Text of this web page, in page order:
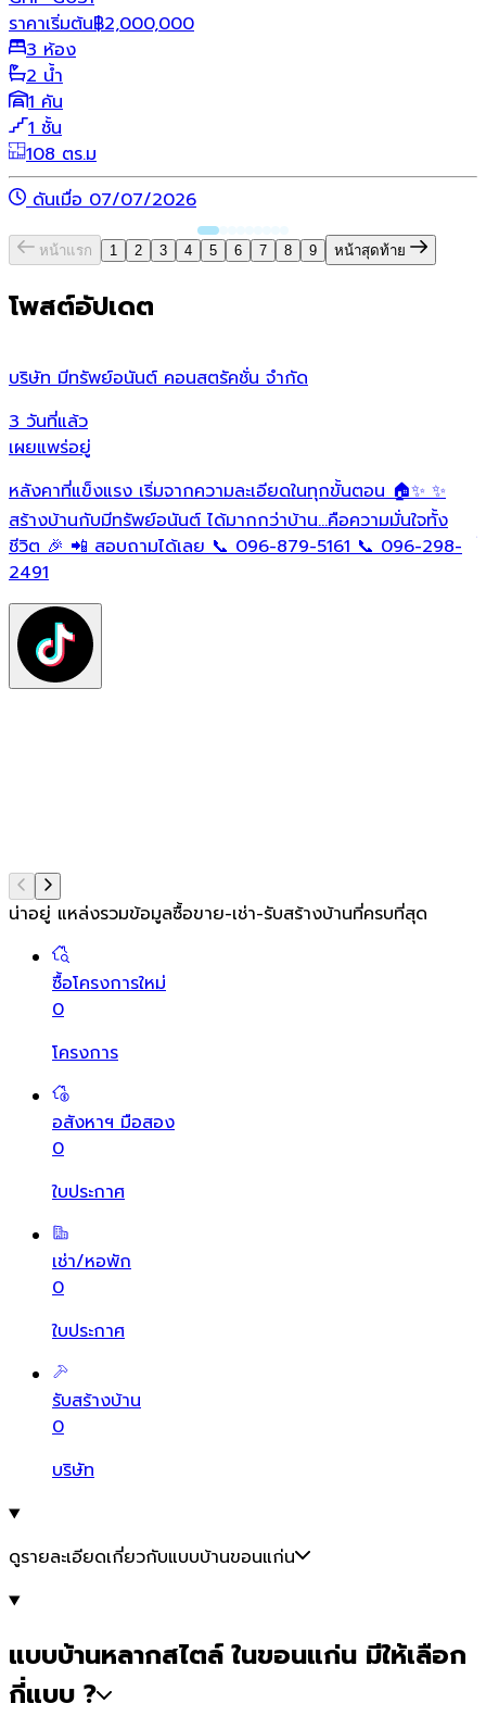
ราคาเริ่มต้น฿2,000,000
3 ห้อง
2 น้ำ
1 คัน
1 ชั้น
108 ตร.ม
ดันเมื่อ 07/07/2026
หน้าแรก 1 2 3 4 5 6 7 8 9 หน้าสุดท้าย
โพสต์อัปเดต
บริษัท มีทรัพย์อนันต์ คอนสตรัคชั่น จํากัด
3 วันที่แล้ว
เผยแพร่อยู่
หลังคาที่แข็งแรง เริ่มจากความละเอียดในทุกขั้นตอน 🏠✨ ✨
สร้างบ้านกับมีทรัพย์อนันต์ ได้มากกว่าบ้าน…คือความมั่นใจทั้ง
ชีวิต 🎉 📲 สอบถามได้เลย 📞 096-879-5161 📞 096-298-
2491
น่าอยู่ แหล่งรวมข้อมูลซื้อขาย-เช่า-รับสร้างบ้านที่ครบที่สุด
ซื้อโครงการใหม่
0
โครงการ
อสังหาฯ มือสอง
0
ใบประกาศ
เช่า/หอพัก
0
ใบประกาศ
รับสร้างบ้าน
0
บริษัท
ดูรายละเอียดเกี่ยวกับแบบบ้านขอนแก่น
แบบบ้านหลากสไตล์ ในขอนแก่น มีให้เลือก
กี่แบบ ?